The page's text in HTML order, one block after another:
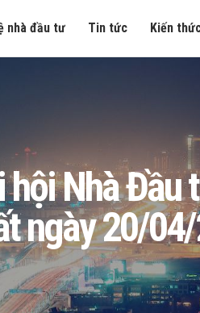
nhà đầu tư Tin tức Kiến
hội Nhà
ngày 20/